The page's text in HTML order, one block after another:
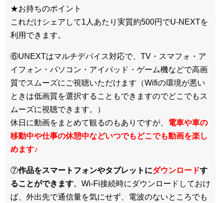
★お持ちのポイント
これだけシェアして1人あたり実質約500円でU-NEXTを
利用できます。
⑥UNEXTはマルチデバイス対応で、TV・スマフォ・ア
イフォン・パソコン・アイパッド・ゲーム機などで高画
質でスムーズにご視聴いただけます（Wifiの環境が悪い
ときは低画質を選択することもできますのでどこでもス
ムーズに視聴できます。）
休日に動画をまとめて観るのもありですが、 電車や車の
移動中や仕事の休憩中などいつでもどこでも動画を楽し
めます♪
⑦作品をスマートフォンやタブレットにダウンロードす
ることができます。Wi-Fi接続時にダウンロードしておけ
ば、外出先で通信量を気にせず、電波のないところでも